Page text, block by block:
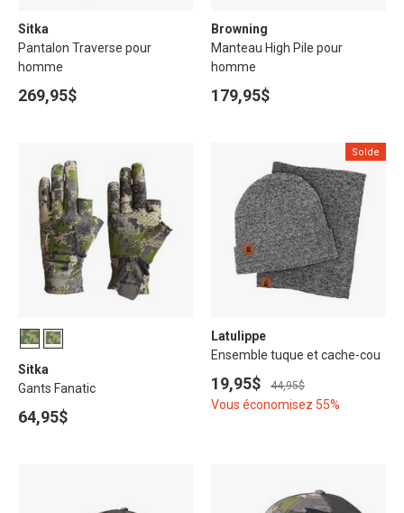
Sitka
Pantalon Traverse pour
homme
269,95$
Browning
Manteau High Pile pour
homme
179,95$
Sitka
Gants Fanatic
64,95$
Solde
Latulippe
Ensemble tuque et cache-cou
19,95$ 44,95$
Vous économisez 55%